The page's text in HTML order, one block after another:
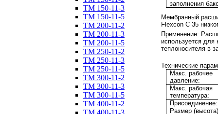
ТM 150-11-3
ТM 150-11-5
ТM 200-11-2
ТM 200-11-3
ТM 200-11-5
ТM 250-11-2
ТM 250-11-3
ТM 250-11-5
ТM 300-11-2
ТM 300-11-3
ТM 300-11-5
ТM 400-11-2
ТM 400-11-3
заполнения
Мембранный
Flexcon C 35
Применение:
используется для
теплоносителя в
Технические
Макс. рабочее
давление:
Макс. рабочая
температура:
Присоединение:
Размер